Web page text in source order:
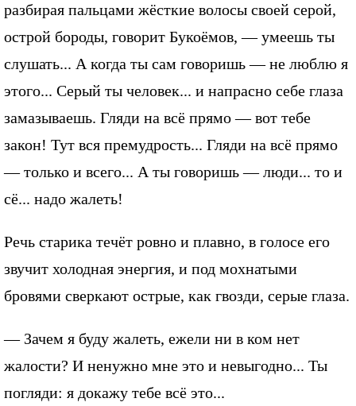
разбирая пальцами жёсткие волосы своей серой,
острой бороды, говорит Букоёмов, — умеешь ты
слушать... А когда ты сам говоришь — не люблю я
этого... Серый ты человек... и напрасно себе глаза
замазываешь. Гляди на всё прямо — вот тебе
закон! Тут вся премудрость... Гляди на всё прямо
— только и всего... А ты говоришь — люди... то и
сё... надо жалеть!
Речь старика течёт ровно и плавно, в голосе его
звучит холодная энергия, и под мохнатыми
бровями сверкают острые, как гвозди, серые глаза.
— Зачем я буду жалеть, ежели ни в ком нет
жалости? И ненужно мне это и невыгодно... Ты
погляди: я докажу тебе всё это...